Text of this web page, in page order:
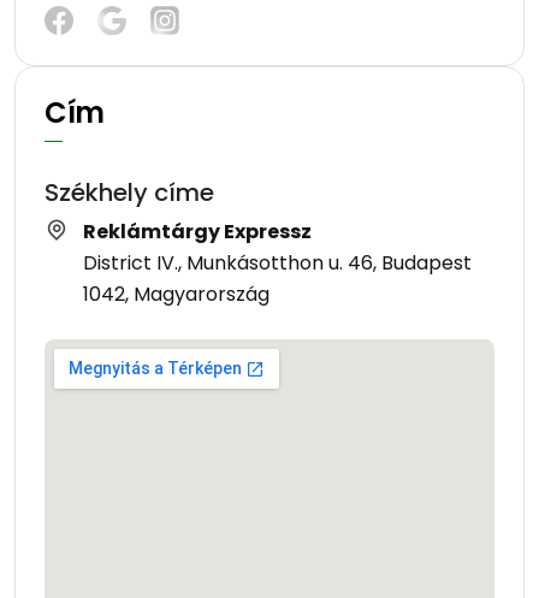
Cím
Székhely címe
Reklámtárgy Expressz
District IV., Munkásotthon u. 46, Budapest
1042, Magyarország